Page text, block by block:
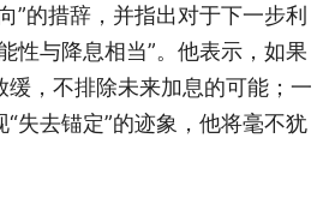
”的措辞，并指出对于下一步利
性与降息相当”。他表示，如果
缓，不排除未来加息的可能；一
“失去锚定”的迹象，他将毫不犹